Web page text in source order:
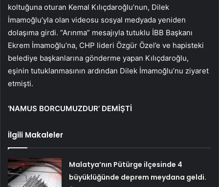
koltuğuna oturan Kemal Kılıçdaroğlu’nun, Dilek
İmamoğlu’yla olan videosu sosyal medyada yeniden
dolaşıma girdi. “Arınma” mesajıyla tutuklu İBB Başkanı
Ekrem İmamoğlu’na, CHP lideri Özgür Özel’e ve hapisteki
belediye başkanlarına gönderme yapan Kılıçdaroğlu,
eşinin tutuklanmasının ardından Dilek İmamoğlu’nu ziyaret
etmişti.
‘NAMUS BORCUMUZDUR’ DEMİŞTİ
İlgili Makaleler
Malatya’nın Pütürge ilçesinde 4
büyüklüğünde deprem meydana geldi.